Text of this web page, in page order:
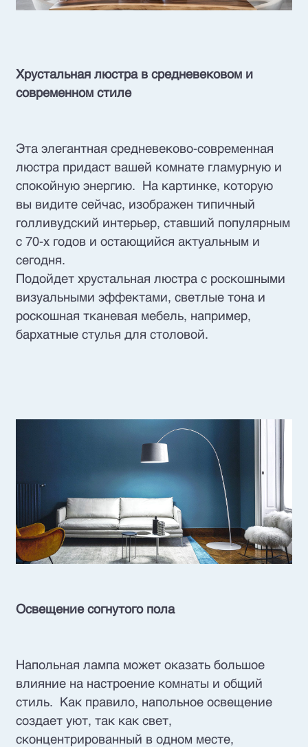
Хрустальная люстра в средневековом и
современном стиле
Эта элегантная средневеково-современная
люстра придаст вашей комнате гламурную и
спокойную энергию. На картинке, которую
вы видите сейчас, изображен типичный
голливудский интерьер, ставший популярным
с 70-х годов и остающийся актуальным и
сегодня.
Подойдет хрустальная люстра с роскошными
визуальными эффектами, светлые тона и
роскошная тканевая мебель, например,
бархатные стулья для столовой.
Освещение согнутого пола
Напольная лампа может оказать большое
влияние на настроение комнаты и общий
стиль. Как правило, напольное освещение
создает уют, так как свет,
сконцентрированный в одном месте,